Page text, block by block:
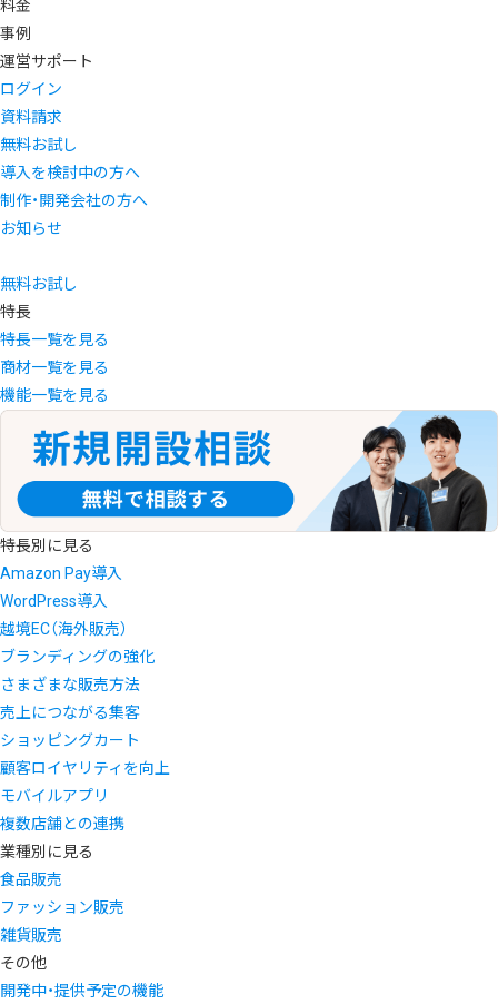
料金
事例
運営サポート
ログイン
資料請求
無料お試し
導入を検討中の方へ
制作・開発会社の方へ
お知らせ
無料お試し
特長
特長一覧を見る
商材一覧を見る
機能一覧を見る
特長別に見る
Amazon Pay導入
WordPress導入
越境EC（海外販売）
ブランディングの強化
さまざまな販売方法
売上につながる集客
ショッピングカート
顧客ロイヤリティを向上
モバイルアプリ
複数店舗との連携
業種別に見る
食品販売
ファッション販売
雑貨販売
その他
開発中・提供予定の機能